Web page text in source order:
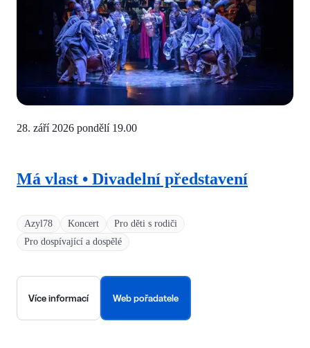
Azyl78 Koncert
Pro děti s rodiči
Pro dospívající a dospělé
Má vlast • Divadelní představení
28. září 2026 pondělí 19.00
Více informací Web pořadatele